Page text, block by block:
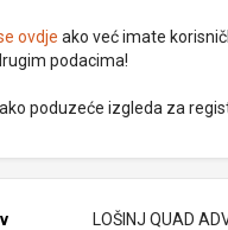
ovdje ako već imate
podacima!
poduzeće izgleda za
LOŠINJ QUAD